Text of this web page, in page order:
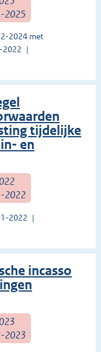
2025
2024 met
2022
tijdelijke
en
2022
2022
incasso
2023